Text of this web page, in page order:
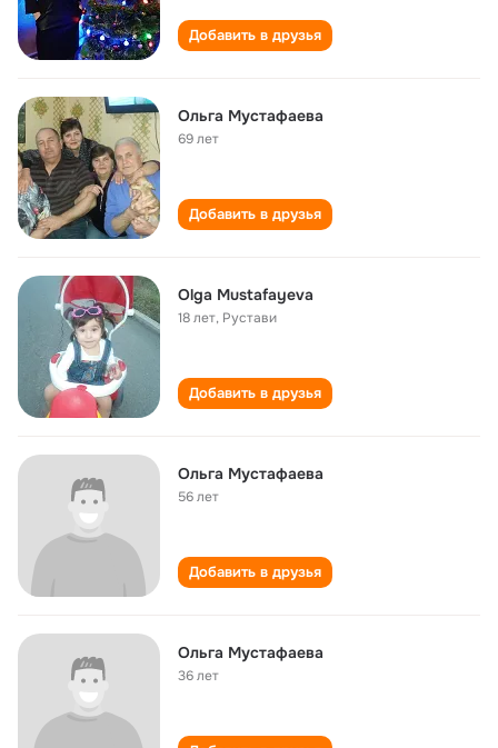
Добавить в друзья
Ольга Мустафаева
69 лет
Добавить в друзья
Olga Mustafayeva
18 лет, Рустави
Добавить в друзья
Ольга Мустафаева
56 лет
Добавить в друзья
Ольга Мустафаева
36 лет